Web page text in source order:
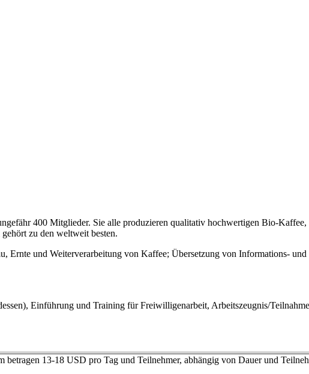
400 Mitglieder. Sie alle produzieren qualitativ hochwertigen Bio-
zu den weltweit besten.
Ernte und Weiterverarbeitung von Kaffee; Übersetzung von Informations-
Einführung und Training für Freiwilligenarbeit, Arbeitszeugnis/
betragen 13-18 USD pro Tag und Teilnehmer, abhängig von Dauer und